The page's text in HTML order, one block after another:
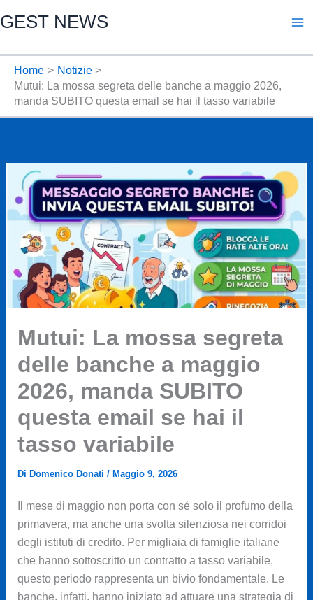
al
GEST NEWS
Home
Notizie
Mutui: La mossa segreta delle banche a maggio 2026,
manda SUBITO questa email se hai il tasso variabile
Mutui: La mossa segreta
delle banche a maggio
2026, manda SUBITO
questa email se hai il
tasso variabile
Di Domenico Donati / Maggio 9, 2026
Il mese di maggio non porta con sé solo il profumo della
primavera, ma anche una svolta silenziosa nei corridoi
degli istituti di credito. Per migliaia di famiglie italiane
che hanno sottoscritto un contratto a tasso variabile,
questo periodo rappresenta un bivio fondamentale. Le
banche, infatti, hanno iniziato ad attuare una strategia di